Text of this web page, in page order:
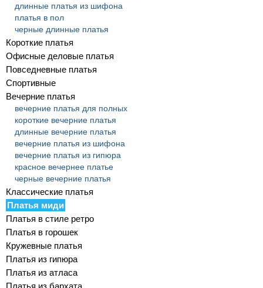
длинные платья из шифона
платья в пол
черные длинные платья
Короткие платья
Офисные деловые платья
Повседневные платья
Спортивные
Вечерние платья
вечерние платья для полных
короткие вечерние платья
длинные вечерние платья
вечерние платья из шифона
вечерние платья из гипюра
красное вечернее платье
черные вечерние платья
Классические платья
Платья миди
Платья в стиле ретро
Платья в горошек
Кружевные платья
Платья из гипюра
Платья из атласа
Платья из бархата